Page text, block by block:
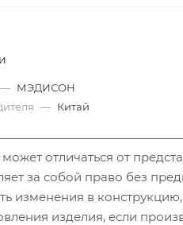
— МЭДИСОН
— Китай
отличаться от
за собой право без
изменения в
изделия, если